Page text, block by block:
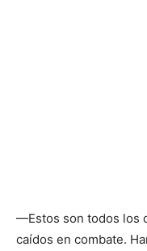
—Estos son todos los
caídos en combate.